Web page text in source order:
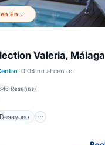
En el 20% superior en Ensanche Centro
Valeria, Málaga
0.04 mi al centro
Reseñas)
Desayuno
mar Desayuno
mar